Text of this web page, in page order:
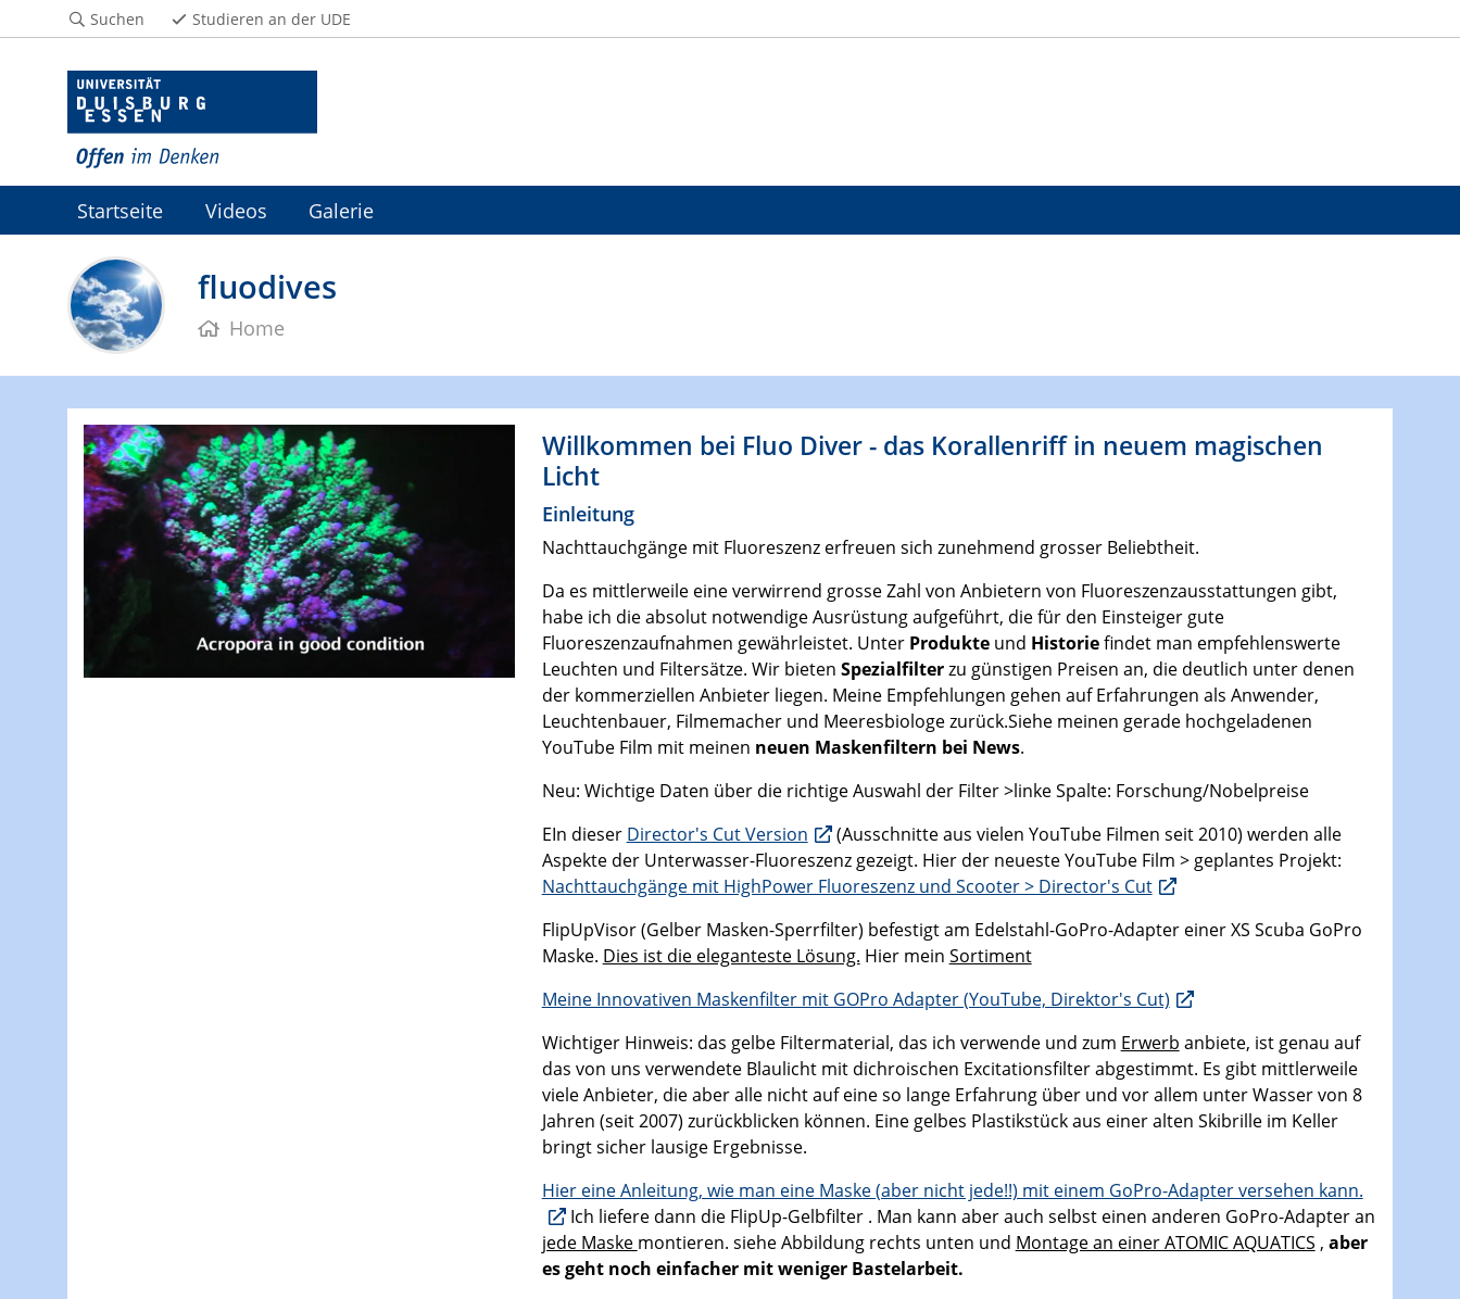
Suchen Studieren an der UDE
Startseite Videos Galerie
fluodives
Home
Willkommen bei Fluo Diver - das Korallenriff in neuem magischen
Licht
Einleitung
Nachttauchgänge mit Fluoreszenz erfreuen sich zunehmend grosser Beliebtheit.
Da es mittlerweile eine verwirrend grosse Zahl von Anbietern von Fluoreszenzausstattungen gibt,
habe ich die absolut notwendige Ausrüstung aufgeführt, die für den Einsteiger gute
Fluoreszenzaufnahmen gewährleistet. Unter Produkteund Historiefindet man empfehlenswerte
Leuchten und Filtersätze. Wir bieten Spezialfilterzu günstigen Preisen an, die deutlich unter denen
der kommerziellen Anbieter liegen. Meine Empfehlungen gehen auf Erfahrungen als Anwender,
Leuchtenbauer, Filmemacher und Meeresbiologe zurück.Siehe meinen gerade hochgeladenen
YouTube Film mit meinen neuen Maskenfiltern bei News.
Neu: Wichtige Daten über die richtige Auswahl der Filter >linke Spalte: Forschung/Nobelpreise
EIn dieser Director's Cut Version
(Ausschnitte aus vielen YouTube Filmen seit 2010) werden alle
Aspekte der Unterwasser-Fluoreszenz gezeigt. Hier der neueste YouTube Film > geplantes Projekt:
Nachttauchgänge mit HighPower Fluoreszenz und Scooter > Director's Cut
FlipUpVisor (Gelber Masken-Sperrfilter) befestigt am Edelstahl-GoPro-Adapter einer XS Scuba GoPro
Maske. Dies ist die eleganteste Lösung. Hier mein Sortiment
Meine Innovativen Maskenfilter mit GOPro Adapter (YouTube, Direktor's Cut)
Wichtiger Hinweis: das gelbe Filtermaterial, das ich verwende und zum Erwerb anbiete, ist genau auf
das von uns verwendete Blaulicht mit dichroischen Excitationsfilter abgestimmt. Es gibt mittlerweile
viele Anbieter, die aber alle nicht auf eine so lange Erfahrung über und vor allem unter Wasser von 8
Jahren (seit 2007) zurückblicken können. Eine gelbes Plastikstück aus einer alten Skibrille im Keller
bringt sicher lausige Ergebnisse.
Hier eine Anleitung, wie man eine Maske (aber nicht jede!!) mit einem GoPro-Adapter versehen kann.
Ich liefere dann die FlipUp-Gelbfilter . Man kann aber auch selbst einen anderen GoPro-Adapter an
jede Maske montieren. siehe Abbildung rechts unten und Montage an einer ATOMIC AQUATICS , aber
es geht noch einfachermit weniger Bastelarbeit.